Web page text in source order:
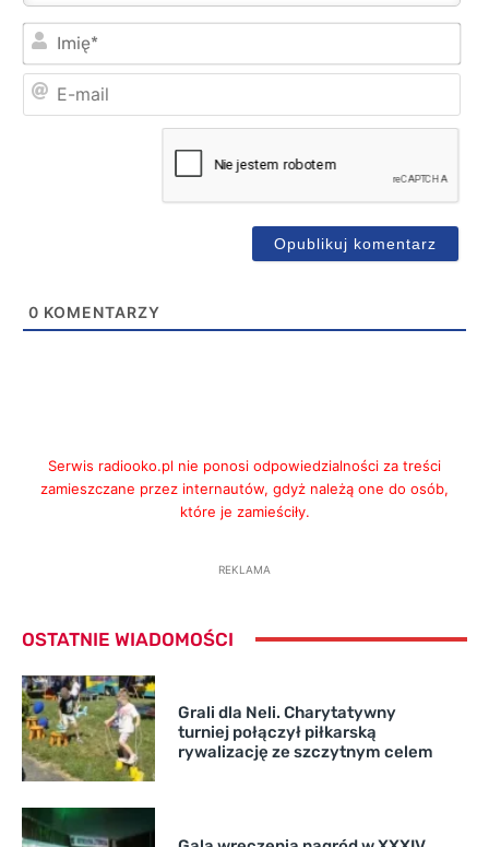
0 KOMENTARZY
Serwis radiooko.pl nie ponosi odpowiedzialności za treści
zamieszczane przez internautów, gdyż należą one do osób,
które je zamieściły.
REKLAMA
OSTATNIE WIADOMOŚCI
Grali dla Neli. Charytatywny
turniej połączył piłkarską
rywalizację ze szczytnym celem